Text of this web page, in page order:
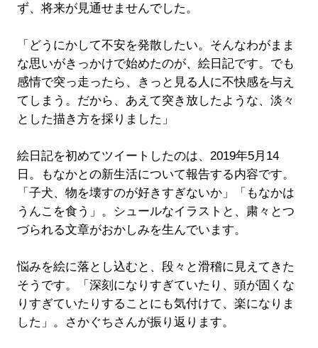
ず、将来が見通せませんでした。
「どうにかして不安を発散したい。そんなわがまま
な思いがきっかけで始めたのが、絵日記です。でも
感情で突っ走ったら、きっと見る人に不快感を与え
てしまう。だから、あえて突き放したような、淡々
とした描き方を採りました」
絵日記を初めてツイートしたのは、2019年5月14
日。もなかとの新生活について報告する内容です。
「子犬、物を壊すのが好きすぎないか」「もなかは
うんこを食う」。シュールなイラストと、粛々とつ
づられる文章がおかしみを生んでいます。
悩みを絵に落とし込むと、段々と滑稽に見えてきた
そうです。「深刻になりすぎていたり、頭が固くな
りすぎていたりすることにも気付けて、楽になりま
した」。さかぐちさんが振り返ります。